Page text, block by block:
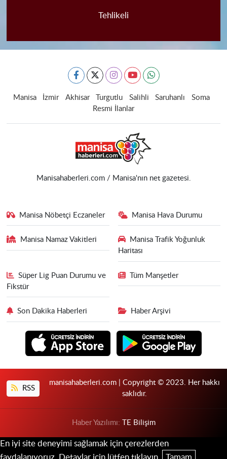
Tehlikeli
Manisa İzmir Akhisar Turgutlu Salihli Saruhanlı
Soma
Resmi İlanlar
Manisahaberleri.com / Manisa'nın net gazetesi.
Manisa Nöbetçi Eczaneler Manisa Hava Durumu
Manisa Namaz Vakitleri
Manisa Trafik Yoğunluk
Haritası
Süper Lig Puan Durumu ve
Fikstür
Tüm Manşetler
Son Dakika Haberleri Haber Arşivi
RSS
manisahaberleri.com | Copyright © 2023. Her hakkı
saklıdır.
Haber Yazılımı: TE Bilişim
En iyi site deneyimi sağlamak için çerezlerden
faydalanıyoruz. Detaylar için lütfen tıklayın.
Tamam